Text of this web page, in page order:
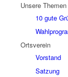
Unsere Themen
10 gute
Ortsverein
Vorstand
Satzung